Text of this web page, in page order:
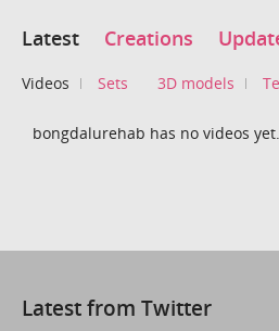
Latest Creations
Videos Sets 3D models
bongdalurehab has no videos yet.
Latest from Twitter